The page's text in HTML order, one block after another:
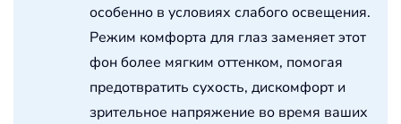
особенно в условиях слабого освещения.
Режим комфорта для глаз заменяет этот
фон более мягким оттенком, помогая
предотвратить сухость, дискомфорт и
зрительное напряжение во время ваших